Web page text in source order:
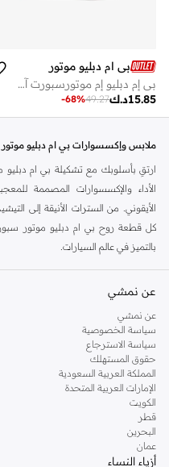
بي ام دبليو موتور سبورت
بي إم دبليو إم موتورسبورت آر-كات ماكينا
د.ك15.85
49.27
-68%
ملابس وإكسسوارات بي ام دبليو
ارتقِ بأسلوبك مع تشكيلة بي ام
الأداء والإكسسوارات المصممة
الأيقوني. من السترات الأنيقة إلى
كل قطعة روح بي ام دبليو موتور
بالتميز في عالم السيارات.
المجموعات الرئيسية
مجموعة BMW M:
في بي ام دبليو.
سلسلة السائقين:
ملابس مستوحاة
الملابس الكاجوال:
أساسيات
سبورت المميز.
لماذا تختار بي ام دبليو موتور سبورت؟
تصميم أصلي:
منتجات مرخصة
جودة فاخرة:
مصنوعة من مواد عالية
عن نمشي
عن نمشي
سياسة الخصوصية
سياسة الاسترجاع
حقوق المستهلك
المملكة العربية السعودية
الإمارات العربية المتحدة
الكويت
قطر
البحرين
عمان
أزياء النساء